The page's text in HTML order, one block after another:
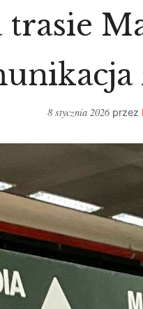
8 stycznia 2026 przez